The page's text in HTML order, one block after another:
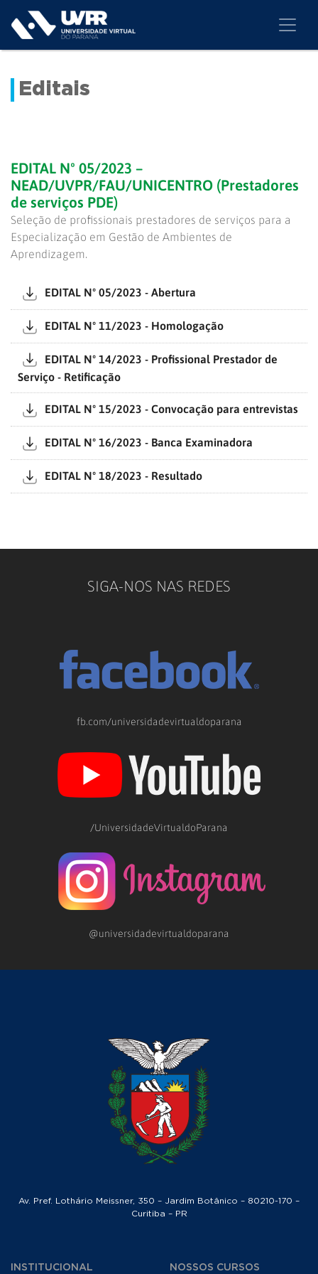
Editais
EDITAL Nº 05/2023 –
NEAD/UVPR/FAU/UNICENTRO (Prestadores
de serviços PDE)
Seleção de profissionais prestadores de serviços para a
Especialização em Gestão de Ambientes de
Aprendizagem.
EDITAL Nº 05/2023 - Abertura
EDITAL Nº 11/2023 - Homologação
EDITAL Nº 14/2023 - Profissional Prestador de
Serviço - Retificação
EDITAL Nº 15/2023 - Convocação para entrevistas
EDITAL Nº 16/2023 - Banca Examinadora
EDITAL Nº 18/2023 - Resultado
SIGA-NOS NAS REDES
fb.com/universidadevirtualdoparana
/UniversidadeVirtualdoParana
@universidadevirtualdoparana
Av. Pref. Lothário Meissner, 350 – Jardim Botânico – 80210-170 –
Curitiba – PR
INSTITUCIONAL NOSSOS CURSOS